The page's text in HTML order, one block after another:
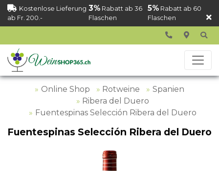
Kostenlose Lieferung
ab Fr. 200.-
3% Rabatt ab 36
Flaschen
5%Rabatt ab 60
Flaschen
Online Shop Rotweine
Spanien
Ribera del Duero
Fuentespinas Selección Ribera del Duero
Fuentespinas Selección Ribera del Duero